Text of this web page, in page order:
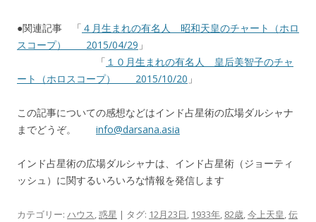
●関連記事 「 ４月生まれの有名人 昭和天皇のチャート（ホロ
スコープ） 2015/04/29 」
「 １０月生まれの有名人 皇后美智子のチャ
ート（ホロスコープ） 2015/10/20 」
この記事についての感想などはインド占星術の広場ダルシャナ
までどうぞ。 info@darsana.asia
インド占星術の広場ダルシャナは、インド占星術（ジョーティ
ッシュ）に関するいろいろな情報を発信します
カテゴリー: ハウス,惑星 | タグ: 12月23日, 1933年, 82歳,今上天皇,伝